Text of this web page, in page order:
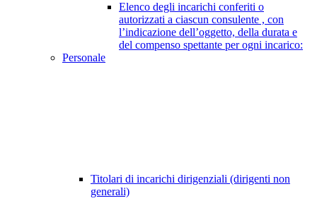
Elenco degli incarichi conferiti o
autorizzati a ciascun consulente , con
l’indicazione dell’oggetto, della durata e
del compenso spettante per ogni incarico:
Personale
Titolari di incarichi dirigenziali (dirigenti non
generali)